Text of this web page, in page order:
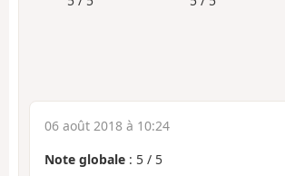
06 août 2018 à 10:24
Note globale : 5 / 5